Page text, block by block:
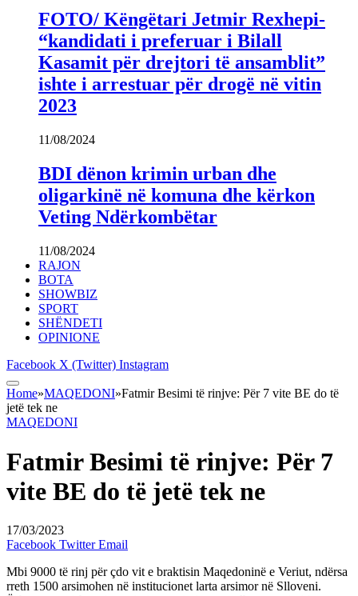
FOTO/ Këngëtari Jetmir Rexhepi-
“kandidati i preferuar i Bilall
Kasamit për drejtori të ansamblit”
ishte i arrestuar për drogë në vitin
2023
11/08/2024
BDI dënon krimin urban dhe
oligarkinë në komuna dhe kërkon
Veting Ndërkombëtar
11/08/2024
RAJON
BOTA
SHOWBIZ
SPORT
SHËNDETI
OPINIONE
Facebook X (Twitter) Instagram
Home»MAQEDONI»Fatmir Besimi të rinjve: Për 7 vite BE do të
jetë tek ne
MAQEDONI
Fatmir Besimi të rinjve: Për 7
vite BE do të jetë tek ne
17/03/2023
Facebook Twitter Email
Mbi 9000 të rinj për çdo vit e braktisin Maqedoninë e Veriut, ndërsa
rreth 1500 arsimohen në institucionet larta arsimor në Slloveni.